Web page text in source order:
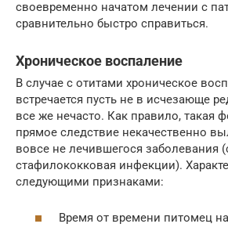
своевременно начатом лечении с
сравнительно быстро справиться.
Хроническое воспаление
В случае с отитами хроническое
встречается пусть не в исчезающе
все же нечасто. Как правило, такая
прямое следствие некачественно
вовсе не лечившегося заболевания
стафилококковая инфекции).
следующими признаками:
Время от времени питомец